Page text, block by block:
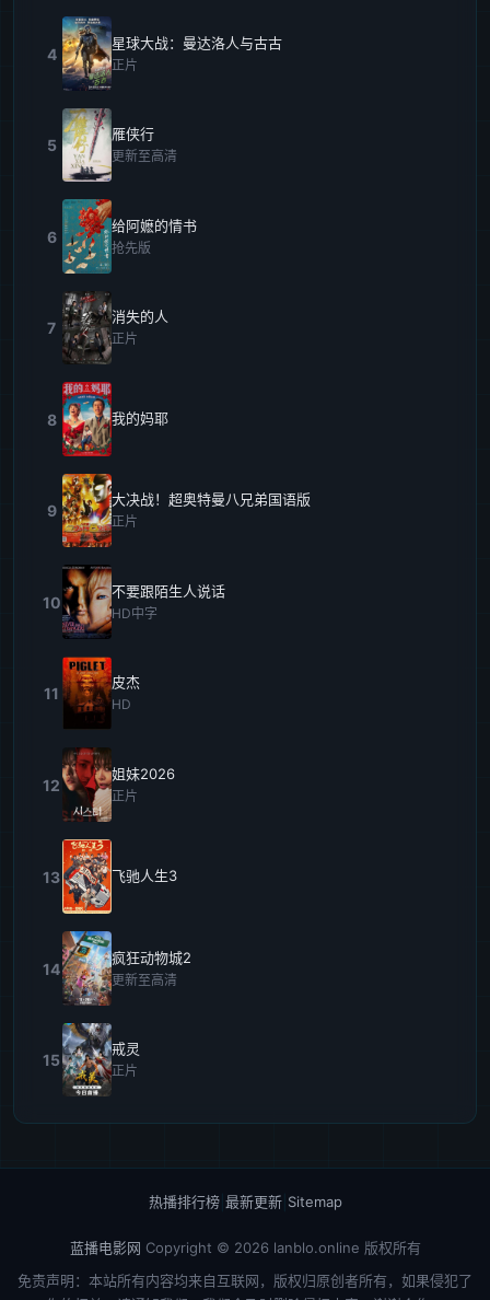
4
星球大战：曼达洛人与古古
正片
5
雁侠行
更新至高清
6
给阿嬷的情书
抢先版
7
消失的人
正片
8 我的妈耶
9
大决战！超奥特曼八兄弟国语版
正片
10
不要跟陌生人说话
HD中字
11
皮杰
HD
12
姐妹2026
正片
13 飞驰人生3
14
疯狂动物城2
更新至高清
15
戒灵
正片
热播排行榜| 最新更新| Sitemap
蓝播电影网 Copyright © 2026 lanblo.online 版权所有
免责声明：本站所有内容均来自互联网，版权归原创者所有，如果侵犯了